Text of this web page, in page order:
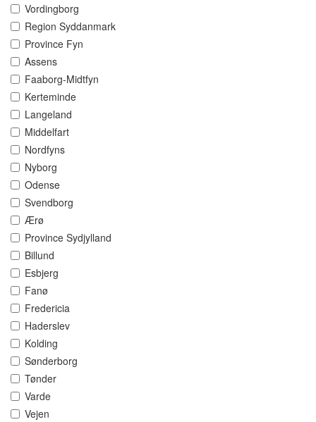
Vordingborg
Region Syddanmark
Province Fyn
Assens
Faaborg-Midtfyn
Kerteminde
Langeland
Middelfart
Nordfyns
Nyborg
Odense
Svendborg
Ærø
Province Sydjylland
Billund
Esbjerg
Fanø
Fredericia
Haderslev
Kolding
Sønderborg
Tønder
Varde
Vejen